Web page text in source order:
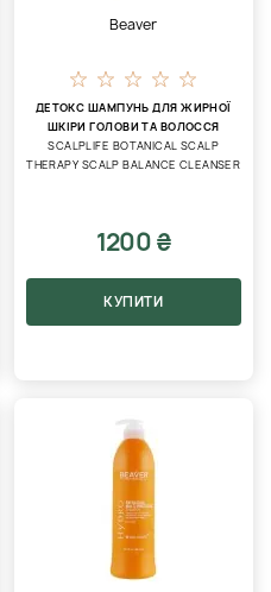
Beaver
ДЕТОКС ШАМПУНЬ ДЛЯ ЖИРНОЇ
ШКІРИ ГОЛОВИ ТА ВОЛОССЯ
SCALPLIFE BOTANICAL SCALP
THERAPY SCALP BALANCE CLEANSER
1200 ₴
КУПИТИ